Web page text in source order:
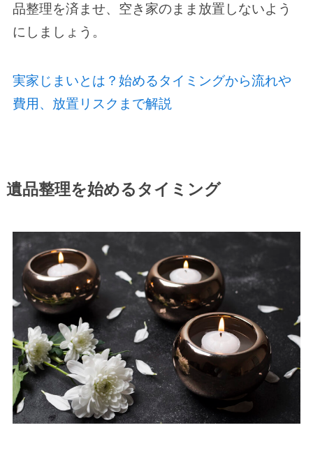
品整理を済ませ、空き家のまま放置しないよう
にしましょう。
実家じまいとは？始めるタイミングから流れや
費用、放置リスクまで解説
遺品整理を始めるタイミング